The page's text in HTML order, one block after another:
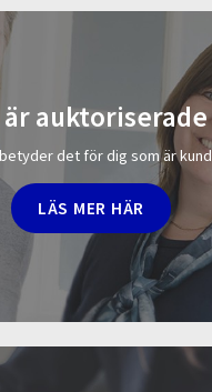
är auktoriserade
det för dig som är kund
LÄS MER HÄR